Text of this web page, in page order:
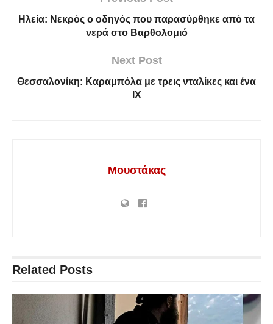
Ηλεία: Νεκρός ο οδηγός που παρασύρθηκε από τα
νερά στο Βαρθολομιό
Next Post
Θεσσαλονίκη: Καραμπόλα με τρεις νταλίκες και ένα
ΙΧ
Μουστάκας
Related Posts